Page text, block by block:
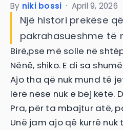
By niki bossi · April 9, 2026
Një histori prekëse
pakrahasueshme të
Birë,pse më solle në
Nënë, shiko. E di sa
Ajo tha që nuk mund të
lërë nëse nuk e bëj këtë.
Pra, për ta mbajtur atë,
Unë jam ajo që kurrë nuk